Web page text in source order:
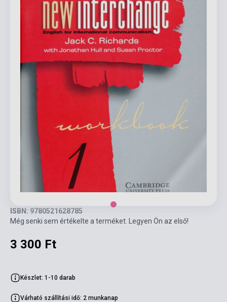
ISBN: 9780521628785
Még senki sem értékelte a terméket. Legyen Ön az első!
3 300 Ft
Készlet: 1-10 darab
Várható szállítási idő: 2 munkanap